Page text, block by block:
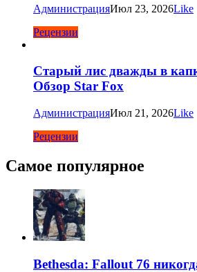
АдминистрацияИюл 23, 2026Like
Рецензии
Старый лис дважды в
Обзор Star Fox
АдминистрацияИюл 21, 2026Like
Рецензии
Самое популярное
Bethesda: Fallout 76